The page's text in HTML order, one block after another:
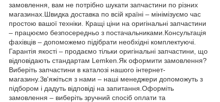
замовлення, вам не потрібно шукати запчастини по різних
магазинах.Швидка доставка по всій країні – мінімізуємо час
простою вашої техніки. Кращі ціни на оригінальні запчастини
– працюємо безпосередньо з постачальниками.Консультація
фахівців – допоможемо підібрати необхідні комплектуючі.
Гарантія якості – продаємо тільки оригінальні запчастини, що
відповідають стандартам Lemken.Як оформити замовлення?
Виберіть запчастини в каталозі нашого інтернет-
магазину.Зв'яжіться з нами – наші менеджери допоможуть з
підбором і дадуть відповіді на запитання.Оформіть
замовлення – виберіть зручний спосіб оплати та